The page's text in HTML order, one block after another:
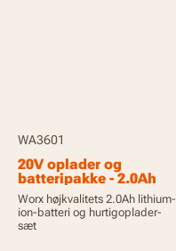
WA3601
20V oplader og
batteripakke - 2.0Ah
batteri og
hurtigoplader
medfølger
Worx højkvalitets 2.0Ah lithium-
ion-batteri og hurtigoplader-
sæt